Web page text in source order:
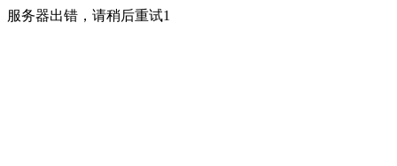
服务器出错，请稍后重试1